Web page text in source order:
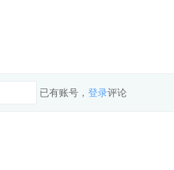
已有账号， 登录评论